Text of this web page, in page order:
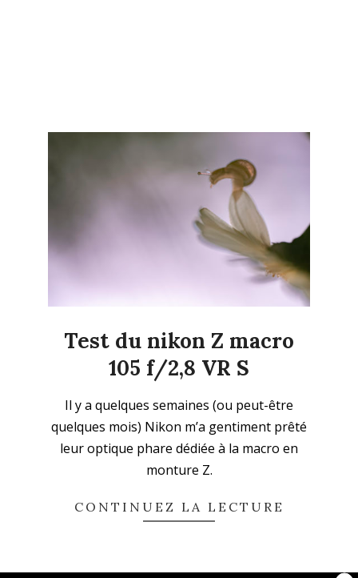
Test du nikon Z macro
105 f/2,8 VR S
11-
02
Il y a quelques semaines (ou peut-être
quelques mois) Nikon m’a gentiment prêté
leur optique phare dédiée à la macro en
monture Z.
CONTINUEZ LA LECTURE